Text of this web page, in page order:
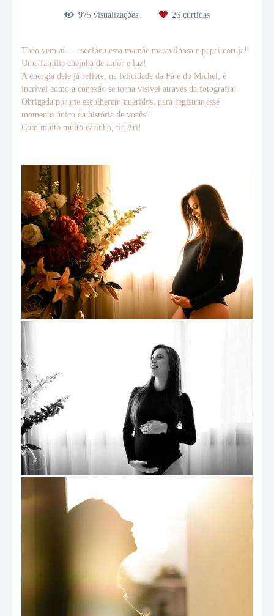
975 visualizações 26 curtidas
Théo vem aí.... escolheu essa mamãe maravilhosa e papai coruja!
Uma família cheinha de amor e luz!
A energia dele já reflete, na felicidade da Fá e do Michel, é
incrível como a conexão se torna visível através da fotografia!
Obrigada por me escolherem queridos, para registrar esse
momento único da história de vocês!
Com muito muito carinho, tia Ari!